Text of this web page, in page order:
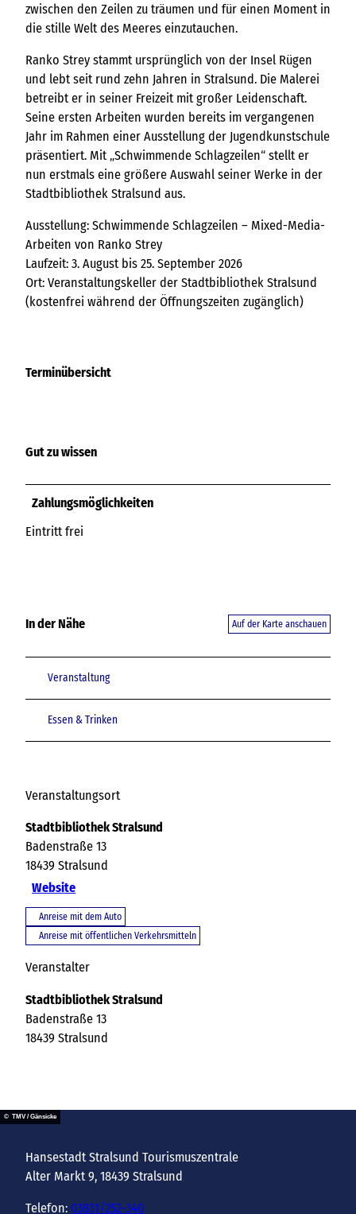
zwischen den Zeilen zu träumen und für einen Moment in
die stille Welt des Meeres einzutauchen.
Ranko Strey stammt ursprünglich von der Insel Rügen
und lebt seit rund zehn Jahren in Stralsund. Die Malerei
betreibt er in seiner Freizeit mit großer Leidenschaft.
Seine ersten Arbeiten wurden bereits im vergangenen
Jahr im Rahmen einer Ausstellung der Jugendkunstschule
präsentiert. Mit „Schwimmende Schlagzeilen“ stellt er
nun erstmals eine größere Auswahl seiner Werke in der
Stadtbibliothek Stralsund aus.
Ausstellung: Schwimmende Schlagzeilen – Mixed-Media-
Arbeiten von Ranko Strey
Laufzeit: 3. August bis 25. September 2026
Ort: Veranstaltungskeller der Stadtbibliothek Stralsund
(kostenfrei während der Öffnungszeiten zugänglich)
Terminübersicht
Gut zu wissen
Zahlungsmöglichkeiten
Eintritt frei
In der Nähe Auf der Karte anschauen
Veranstaltung
Essen & Trinken
Veranstaltungsort
Stadtbibliothek Stralsund
Badenstraße 13
18439 Stralsund
Website
Anreise mit dem Auto
Anreise mit öffentlichen Verkehrsmitteln
Veranstalter
Stadtbibliothek Stralsund
Badenstraße 13
18439 Stralsund
© TMV / Gänsicke
Hansestadt Stralsund Tourismuszentrale
Alter Markt 9, 18439 Stralsund
Telefon: 03831/252-340